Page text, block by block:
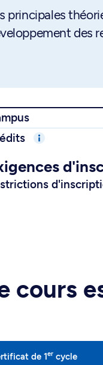
principales
des
cours
de 1er cycle